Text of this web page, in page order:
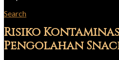
Search
Risiko
Pengolahan